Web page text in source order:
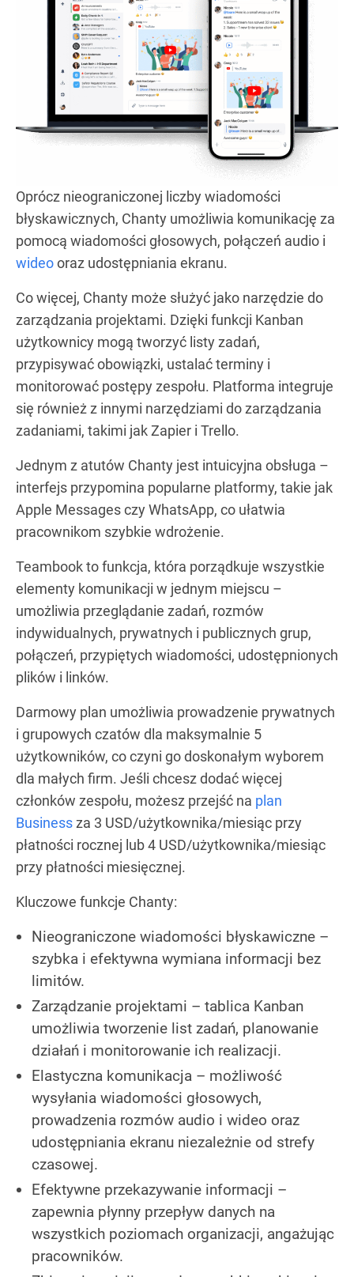
Oprócz nieograniczonej liczby wiadomości
błyskawicznych, Chanty umożliwia komunikację za
pomocą wiadomości głosowych, połączeń audio i
wideooraz udostępniania ekranu.
Co więcej, Chanty może służyć jako narzędzie do
zarządzania projektami. Dzięki funkcji Kanban
użytkownicy mogą tworzyć listy zadań,
przypisywać obowiązki, ustalać terminy i
monitorować postępy zespołu. Platforma integruje
się również z innymi narzędziami do zarządzania
zadaniami, takimi jak Zapier i Trello.
Jednym z atutów Chanty jest intuicyjna obsługa –
interfejs przypomina popularne platformy, takie jak
Apple Messages czy WhatsApp, co ułatwia
pracownikom szybkie wdrożenie.
Teambook to funkcja, która porządkuje wszystkie
elementy komunikacji w jednym miejscu –
umożliwia przeglądanie zadań, rozmów
indywidualnych, prywatnych i publicznych grup,
połączeń, przypiętych wiadomości, udostępnionych
plików i linków.
Darmowy plan umożliwia prowadzenie prywatnych
i grupowych czatów dla maksymalnie 5
użytkowników, co czyni go doskonałym wyborem
dla małych firm. Jeśli chcesz dodać więcej
członków zespołu, możesz przejść na plan
Businessza 3 USD/użytkownika/miesiąc przy
płatności rocznej lub 4 USD/użytkownika/miesiąc
przy płatności miesięcznej.
Kluczowe funkcje Chanty:
Nieograniczone wiadomości błyskawiczne –
szybka i efektywna wymiana informacji bez
limitów.
Zarządzanie projektami – tablica Kanban
umożliwia tworzenie list zadań, planowanie
działań i monitorowanie ich realizacji.
Elastyczna komunikacja – możliwość
wysyłania wiadomości głosowych,
prowadzenia rozmów audio i wideo oraz
udostępniania ekranu niezależnie od strefy
czasowej.
Efektywne przekazywanie informacji –
zapewnia płynny przepływ danych na
wszystkich poziomach organizacji, angażując
pracowników.